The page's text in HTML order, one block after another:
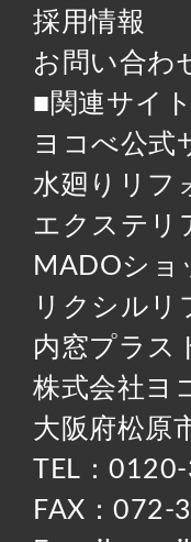
採用情報
お問い合わ
■関連サイト
ヨコべ公式
水廻りリフ
エクステリ
MADOショ
リクシルリ
内窓プラス
株式会社ヨ
大阪府松原
TEL：
FAX：072-